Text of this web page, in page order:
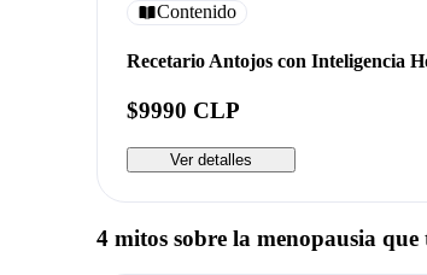
Contenido
Recetario Antojos con Inteligencia
$9990 CLP
Ver detalles
4 mitos sobre la menopausia